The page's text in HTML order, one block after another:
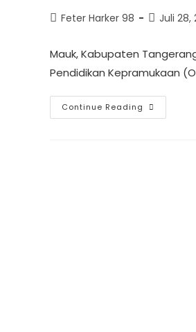
Feter Harker 98 Juli 28,
Mauk, Kabupaten
Pendidikan Kepramukaan
Continue Reading